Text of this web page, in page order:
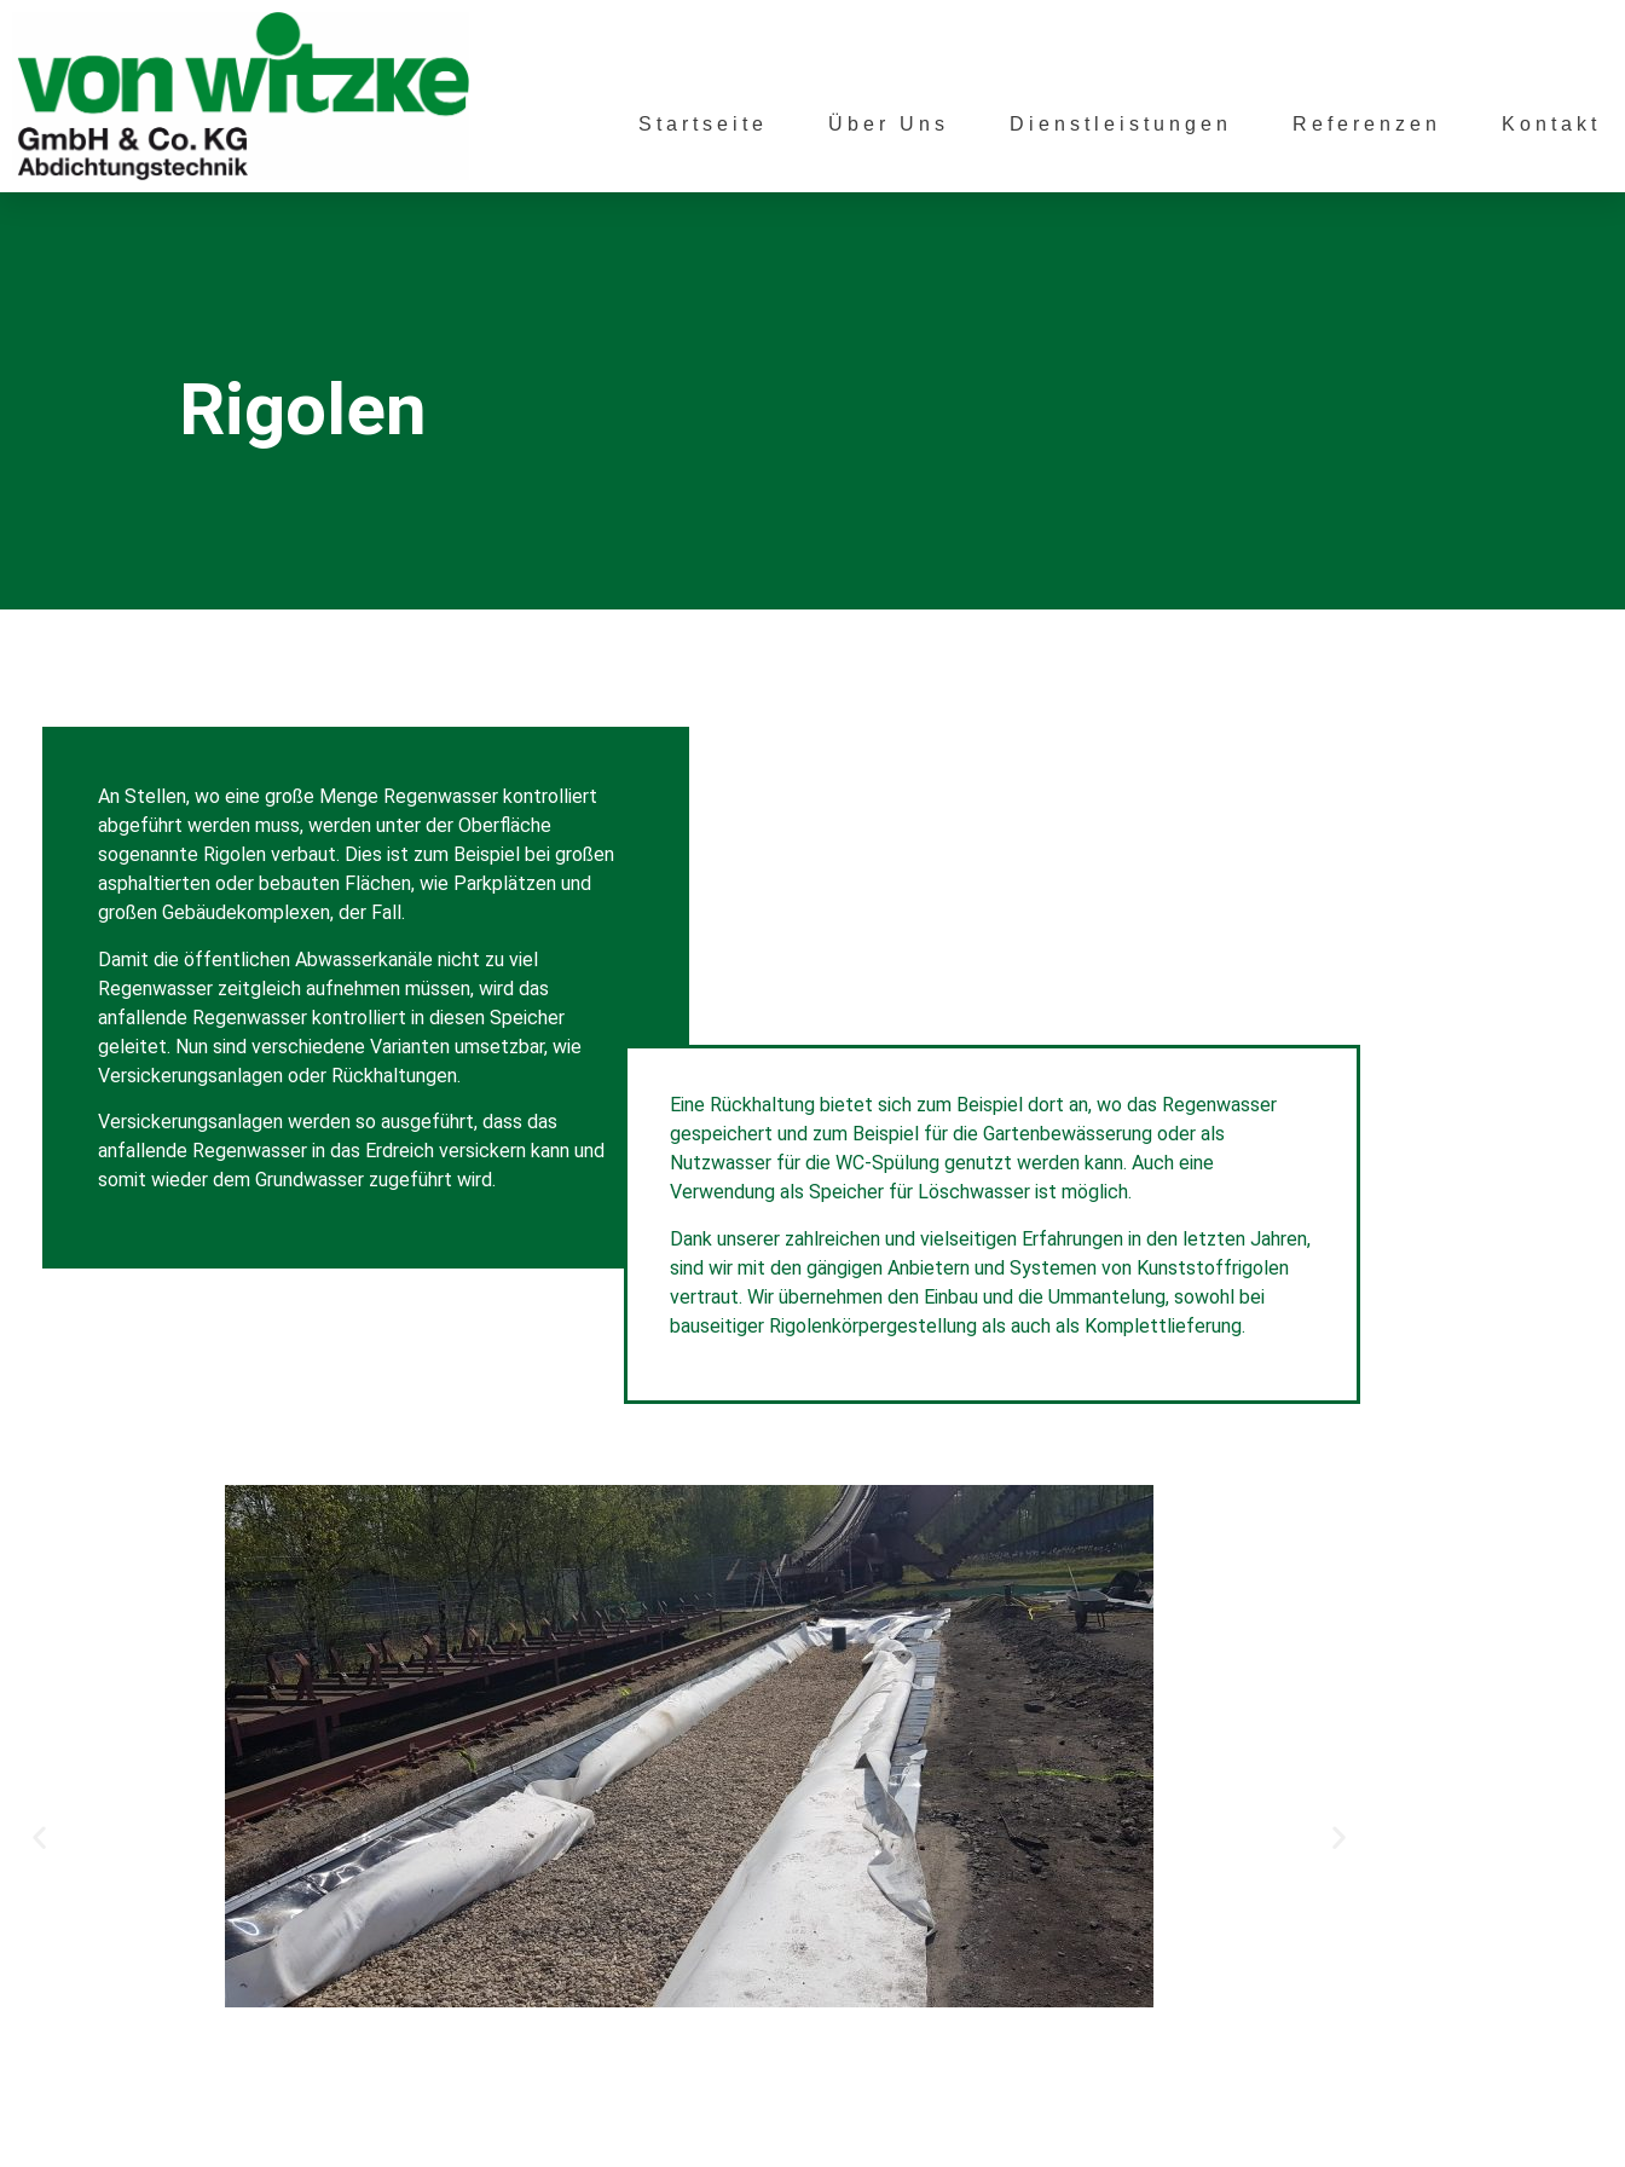
Startseite Über Uns Dienstleistungen Referenzen Kontakt
Rigolen
An Stellen, wo eine große Menge Regenwasser kontrolliert
abgeführt werden muss, werden unter der Oberfläche
sogenannte Rigolen verbaut. Dies ist zum Beispiel bei großen
asphaltierten oder bebauten Flächen, wie Parkplätzen und
großen Gebäudekomplexen, der Fall.
Damit die öffentlichen Abwasserkanäle nicht zu viel
Regenwasser zeitgleich aufnehmen müssen, wird das
anfallende Regenwasser kontrolliert in diesen Speicher
geleitet. Nun sind verschiedene Varianten umsetzbar, wie
Versickerungsanlagen oder Rückhaltungen.
Versickerungsanlagen werden so ausgeführt, dass das
anfallende Regenwasser in das Erdreich versickern kann und
somit wieder dem Grundwasser zugeführt wird.
Eine Rückhaltung bietet sich zum Beispiel dort an, wo das Regenwasser
gespeichert und zum Beispiel für die Gartenbewässerung oder als
Nutzwasser für die WC-Spülung genutzt werden kann. Auch eine
Verwendung als Speicher für Löschwasser ist möglich.
Dank unserer zahlreichen und vielseitigen Erfahrungen in den letzten Jahren,
sind wir mit den gängigen Anbietern und Systemen von Kunststoffrigolen
vertraut. Wir übernehmen den Einbau und die Ummantelung, sowohl bei
bauseitiger Rigolenkörpergestellung als auch als Komplettlieferung.